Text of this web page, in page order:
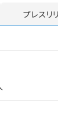
プレスリ